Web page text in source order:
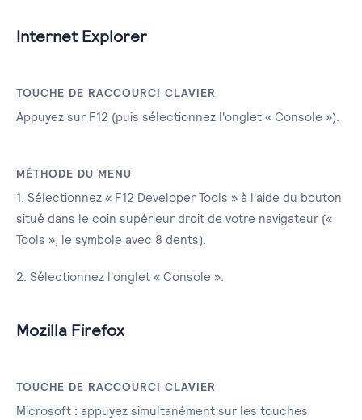
Internet Explorer
TOUCHE DE RACCOURCI CLAVIER
Appuyez sur F12 (puis sélectionnez l'onglet « Console »).
MÉTHODE DU MENU
1. Sélectionnez « F12 Developer Tools » à l'aide du bouton
situé dans le coin supérieur droit de votre navigateur («
Tools », le symbole avec 8 dents).
2. Sélectionnez l'onglet « Console ».
Mozilla Firefox
TOUCHE DE RACCOURCI CLAVIER
Microsoft : appuyez simultanément sur les touches